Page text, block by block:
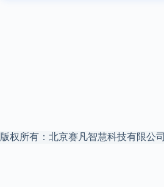
版权所有：北京赛凡智慧科技有限公司